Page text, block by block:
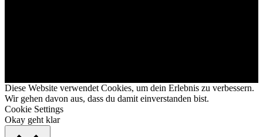
Diese Website verwendet Cookies, um dein Erlebnis zu verbessern.
Wir gehen davon aus, dass du damit einverstanden bist.
Cookie Settings
Okay geht klar